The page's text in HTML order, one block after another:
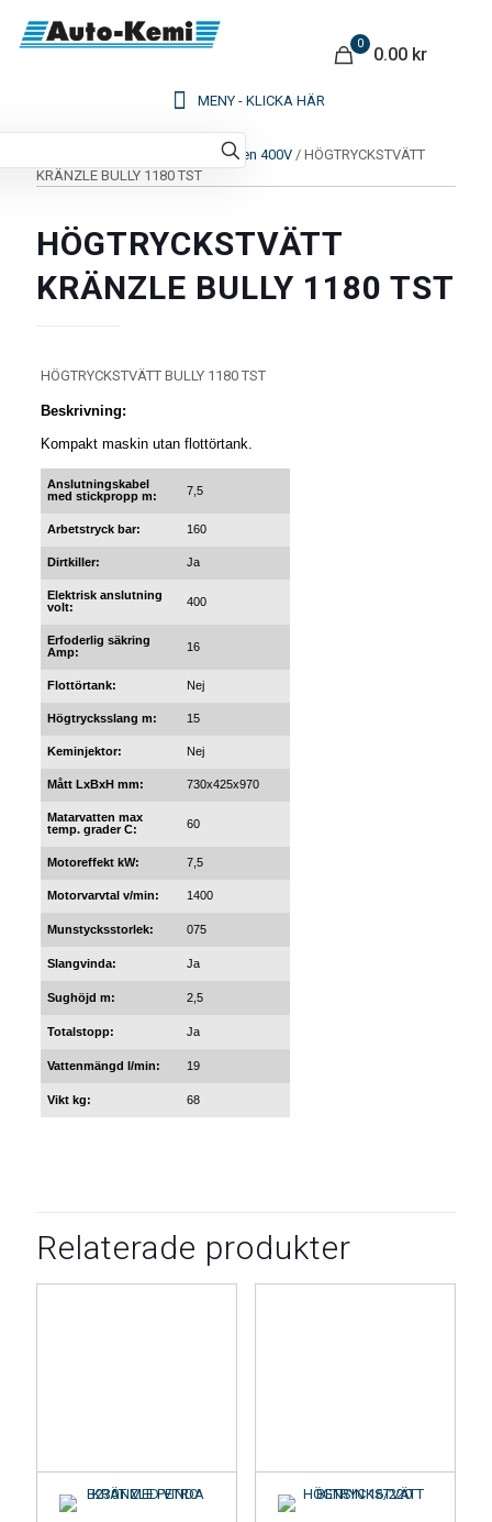
0
0.00 kr
Kallvatten 400V / HÖGTRYCKSTVÄTT
KRÄNZLE BULLY 1180 TST
HÖGTRYCKSTVÄTT
KRÄNZLE BULLY 1180 TST
HÖGTRYCKSTVÄTT BULLY 1180 TST
Beskrivning:
Kompakt maskin utan flottörtank.
Anslutningskabel
med stickpropp m:
7,5
Arbetstryck bar: 160
Dirtkiller: Ja
Elektrisk anslutning
volt:
400
Erfoderlig säkring
Amp:
16
Flottörtank: Nej
Högtrycksslang m: 15
Keminjektor: Nej
Mått LxBxH mm: 730x425x970
Matarvatten max
temp. grader C:
60
Motoreffekt kW: 7,5
Motorvarvtal v/min: 1400
Munstycksstorlek: 075
Slangvinda: Ja
Sughöjd m: 2,5
Totalstopp: Ja
Vattenmängd l/min: 19
Vikt kg: 68
Relaterade produkter